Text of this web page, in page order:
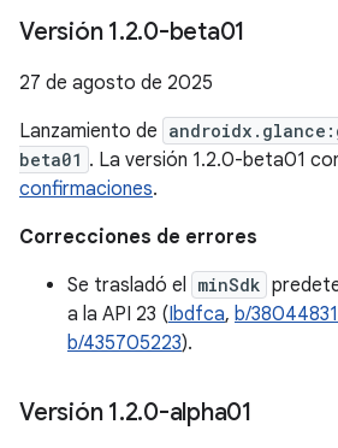
Versión 1.2.0-beta01
27 de agosto de 2025
Lanzamiento de
beta01 . La versión 1.2.0-beta01
confirmaciones.
Correcciones de errores
Se trasladó el minSdk
a la API 23 (Ibdfca, b/
b/435705223).
Versión 1.2.0-alpha01